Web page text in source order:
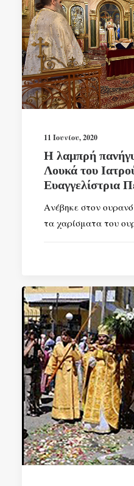
11 Ιουνίου, 2020
Η λαμπρή
Λουκά του
Ευαγγελίστρια
Ανέβηκε στον
τα χαρίσματα του